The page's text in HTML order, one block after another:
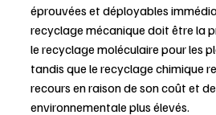
éprouvées et déployables
recyclage mécanique doit être la
le recyclage moléculaire pour les
tandis que le recyclage chimique
recours en raison de son coût et
environnementale plus élevés.